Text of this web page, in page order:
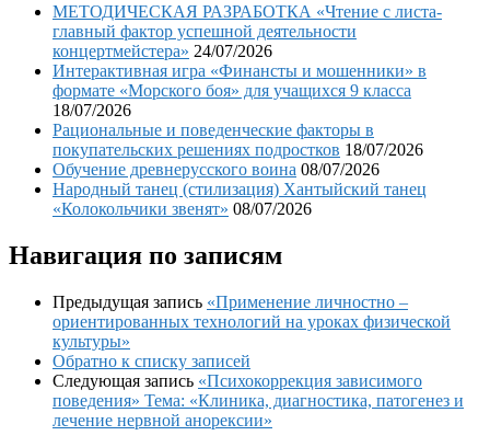
МЕТОДИЧЕСКАЯ РАЗРАБОТКА «Чтение с листа-
главный фактор успешной деятельности
концертмейстера» 24/07/2026
Интерактивная игра «Финансты и мошенники» в
формате «Морского боя» для учащихся 9 класса
18/07/2026
Рациональные и поведенческие факторы в
покупательских решениях подростков 18/07/2026
Обучение древнерусского воина 08/07/2026
Народный танец (стилизация) Хантыйский танец
«Колокольчики звенят» 08/07/2026
Навигация по записям
Предыдущая запись «Применение личностно –
ориентированных технологий на уроках физической
культуры»
Обратно к списку записей
Следующая запись «Психокоррекция зависимого
поведения» Тема: «Клиника, диагностика, патогенез и
лечение нервной анорексии»